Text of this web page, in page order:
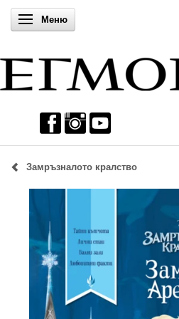
Включи навигацията
Меню
Замръзналото кралство